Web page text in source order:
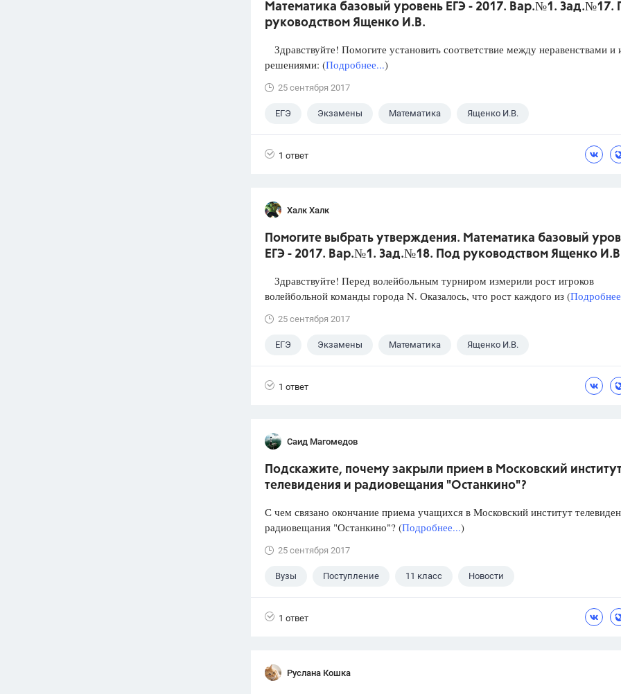
Математика базовый уровень ЕГЭ - 2017. Вар.№1. Зад.№17.
руководством Ященко И.В.
Здравствуйте! Помогите установить соответствие между неравенствами и
решениями: (Подробнее...)
25 сентября 2017
ЕГЭ Экзамены Математика Ященко И.В.
1 ответ
Халк Халк
Помогите выбрать утверждения. Математика базовый
ЕГЭ - 2017. Вар.№1. Зад.№18. Под руководством Ященко
Здравствуйте! Перед волейбольным турниром измерили рост игроков
волейбольной команды города N. Оказалось, что рост каждого из (
25 сентября 2017
ЕГЭ Экзамены Математика Ященко И.В.
1 ответ
Саид Магомедов
Подскажите, почему закрыли прием в Московский
телевидения и радиовещания "Останкино"?
С чем связано окончание приема учащихся в Московский институт
радиовещания "Останкино"? (Подробнее...)
25 сентября 2017
Вузы Поступление 11 класс Новости
1 ответ
Руслана Кошка